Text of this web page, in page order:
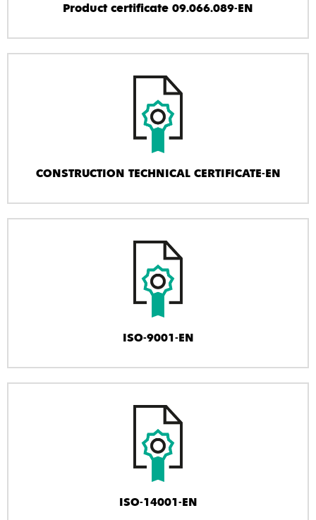
Product certificate 09.066.089-EN
CONSTRUCTION TECHNICAL CERTIFICATE-EN
ISO-9001-EN
ISO-14001-EN